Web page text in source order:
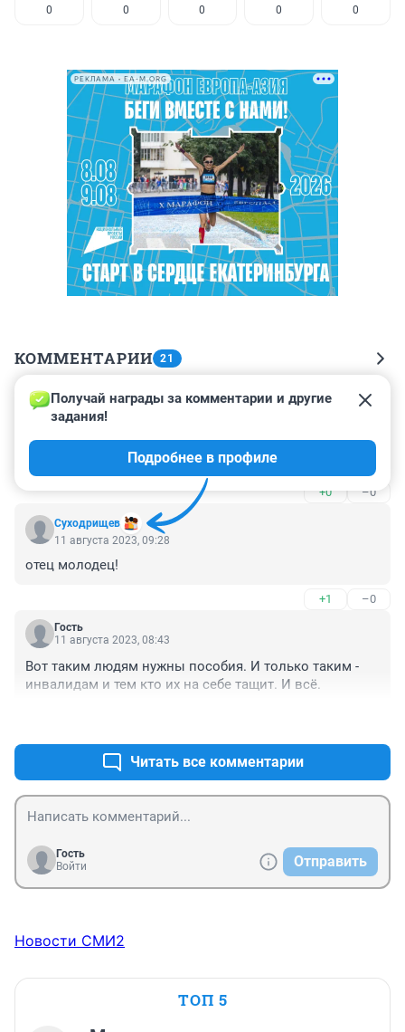
0 0 0 0 0
РЕКЛАМА • EA-M.ORG
КОММЕНТАРИИ 21
Гость
11 августа 2023, 22:17
То есть первого ребенка женщина кинула родителям и
пошла нового рожать?
+0 –0
Суходрищев
Получай награды за комментарии и другие
задания!
Подробнее в профиле
11 августа 2023, 09:28
отец молодец!
+1 –0
Гость
11 августа 2023, 08:43
Вот таким людям нужны пособия. И только таким -
инвалидам и тем кто их на себе тащит. И всё.
Читать все комментарии
Гость
Войти
Отправить
Новости СМИ2
ТОП 5